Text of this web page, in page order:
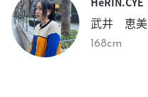
武井 恵美
168cm